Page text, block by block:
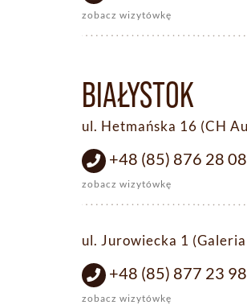
zobacz wizytówkę
BIAŁYSTOK
ul. Hetmańska 16 (CH
+48 (85) 876 28 08
zobacz wizytówkę
ul. Jurowiecka 1
+48 (85) 877 23 98
zobacz wizytówkę